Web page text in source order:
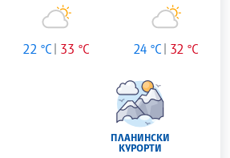
22 °C 33 °C 24 °C 32 °C
ПЛАНИНСКИ
КУРОРТИ